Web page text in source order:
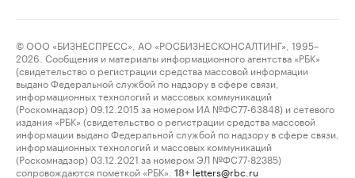
© ООО «БИЗНЕСПРЕСС», АО «РОСБИЗНЕСКОНСАЛТИНГ», 1995–
2026. Сообщения и материалы информационного агентства «РБК»
(свидетельство о регистрации средства массовой информации
выдано Федеральной службой по надзору в сфере связи,
информационных технологий и массовых коммуникаций
(Роскомнадзор) 09.12.2015 за номером ИА №ФС77-63848) и сетевого
издания «РБК» (свидетельство о регистрации средства массовой
информации выдано Федеральной службой по надзору в сфере связи,
информационных технологий и массовых коммуникаций
(Роскомнадзор) 03.12.2021 за номером ЭЛ №ФС77-82385)
сопровождаются пометкой «РБК».
18+ letters@rbc.ru